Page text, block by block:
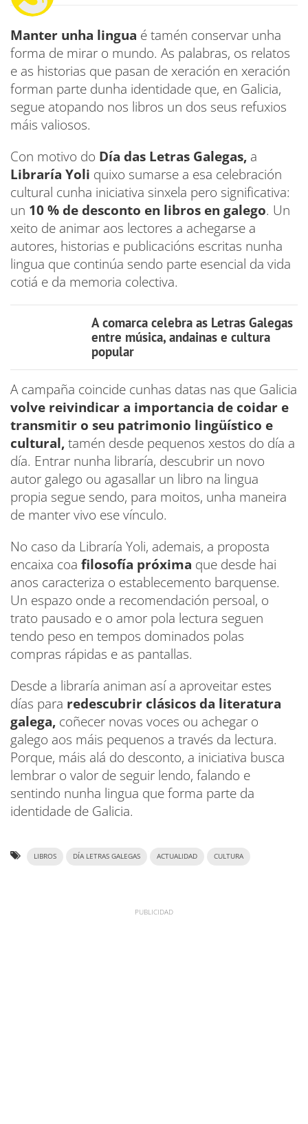
Manter unha lingua é tamén conservar unha
forma de mirar o mundo. As palabras, os relatos
e as historias que pasan de xeración en xeración
forman parte dunha identidade que, en Galicia,
segue atopando nos libros un dos seus refuxios
máis valiosos.
Con motivo do Día das Letras Galegas, a
Libraría Yoli quixo sumarse a esa celebración
cultural cunha iniciativa sinxela pero significativa:
un 10 % de desconto en libros en galego. Un
xeito de animar aos lectores a achegarse a
autores, historias e publicacións escritas nunha
lingua que continúa sendo parte esencial da vida
cotiá e da memoria colectiva.
A comarca celebra as Letras Galegas
entre música, andainas e cultura
popular
A campaña coincide cunhas datas nas que Galicia
volve reivindicar a importancia de coidar e
transmitir o seu patrimonio lingüístico e
cultural,tamén desde pequenos xestos do día a
día. Entrar nunha libraría, descubrir un novo
autor galego ou agasallar un libro na lingua
propia segue sendo, para moitos, unha maneira
de manter vivo ese vínculo.
No caso da Libraría Yoli, ademais, a proposta
encaixa coa filosofía próxima que desde hai
anos caracteriza o establecemento barquense.
Un espazo onde a recomendación persoal, o
trato pausado e o amor pola lectura seguen
tendo peso en tempos dominados polas
compras rápidas e as pantallas.
Desde a libraría animan así a aproveitar estes
días para redescubrir clásicos da literatura
galega, coñecer novas voces ou achegar o
galego aos máis pequenos a través da lectura.
Porque, máis alá do desconto, a iniciativa busca
lembrar o valor de seguir lendo, falando e
sentindo nunha lingua que forma parte da
identidade de Galicia.
LIBROS DÍA LETRAS GALEGAS ACTUALIDAD CULTURA